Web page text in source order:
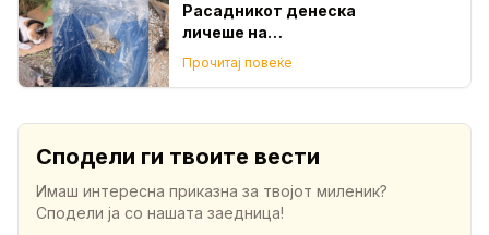
Кисела Вода
Расадникот денеска
личеше на
мртовечница –
угинаа и домашни и
како последица на
Прочитај повеќе
Сподели ги твоите вести
Имаш интересна приказна за твојот миленик?
Сподели ја со нашата заедница!